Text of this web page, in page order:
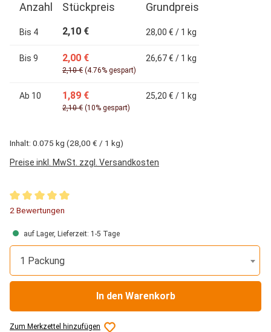
Anzahl Stückpreis Grundpreis
Bis 4 2,10 € 28,00 € / 1 kg
Bis 9 2,00 €
2,10 € (4.76% gespart)
26,67 € / 1 kg
Ab 10 1,89 €
2,10 € (10% gespart)
25,20 € / 1 kg
Inhalt: 0.075 kg (28,00 € / 1 kg)
Preise inkl. MwSt. zzgl. Versandkosten
Durchschnittliche Bewertung von 5 von 5 Sternen
2 Bewertungen
auf Lager, Lieferzeit: 1-5 Tage
1 Packung
In den Warenkorb
Zum Merkzettel hinzufügen